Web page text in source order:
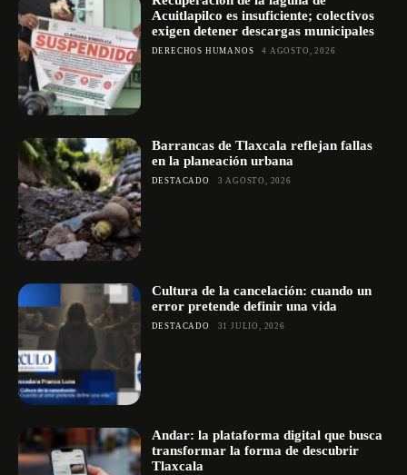
Acuitlapilco es insuficiente; colectivos
exigen detener descargas municipales
DERECHOS HUMANOS 4 AGOSTO, 2026
Barrancas de Tlaxcala reflejan fallas
en la planeación urbana
DESTACADO 3 AGOSTO, 2026
Cultura de la cancelación: cuando un
error pretende definir una vida
DESTACADO 31 JULIO, 2026
Andar: la plataforma digital que busca
transformar la forma de descubrir
Tlaxcala